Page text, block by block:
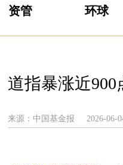
资管
环球
道指暴涨近
来源：中国基金报 2026-06-